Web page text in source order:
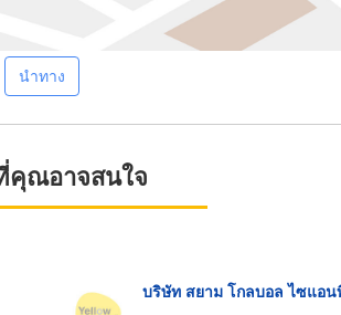
นำทาง
คุณอาจสนใจ
บริษัท สยาม โกลบอล ไซแอ